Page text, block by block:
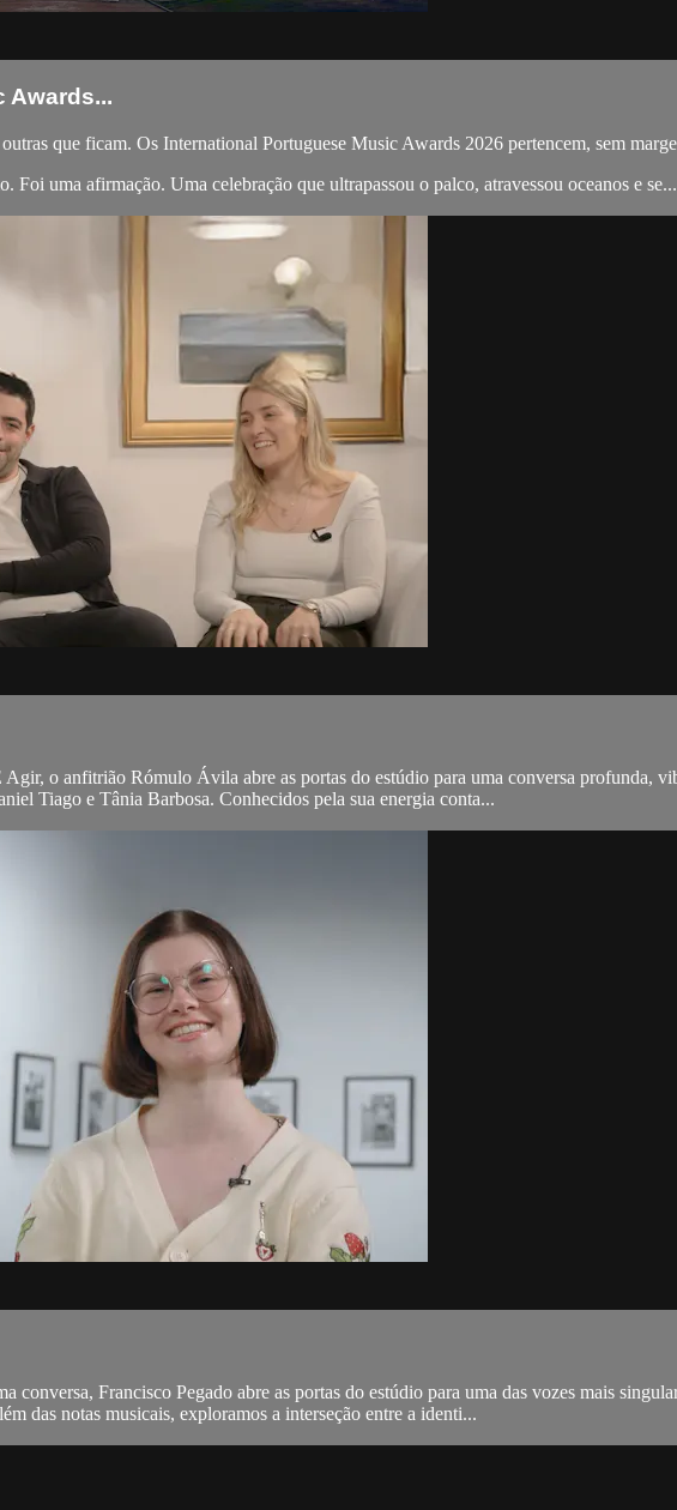
Awards...
que ficam. Os International Portuguese Music Awards 2026 pertencem, sem
Foi uma afirmação. Uma celebração que ultrapassou o palco, atravessou oceanos e se...
o anfitrião Rómulo Ávila abre as portas do estúdio para uma conversa profunda,
Tiago e Tânia Barbosa. Conhecidos pela sua energia conta...
conversa, Francisco Pegado abre as portas do estúdio para uma das vozes mais
das notas musicais, exploramos a interseção entre a identi...